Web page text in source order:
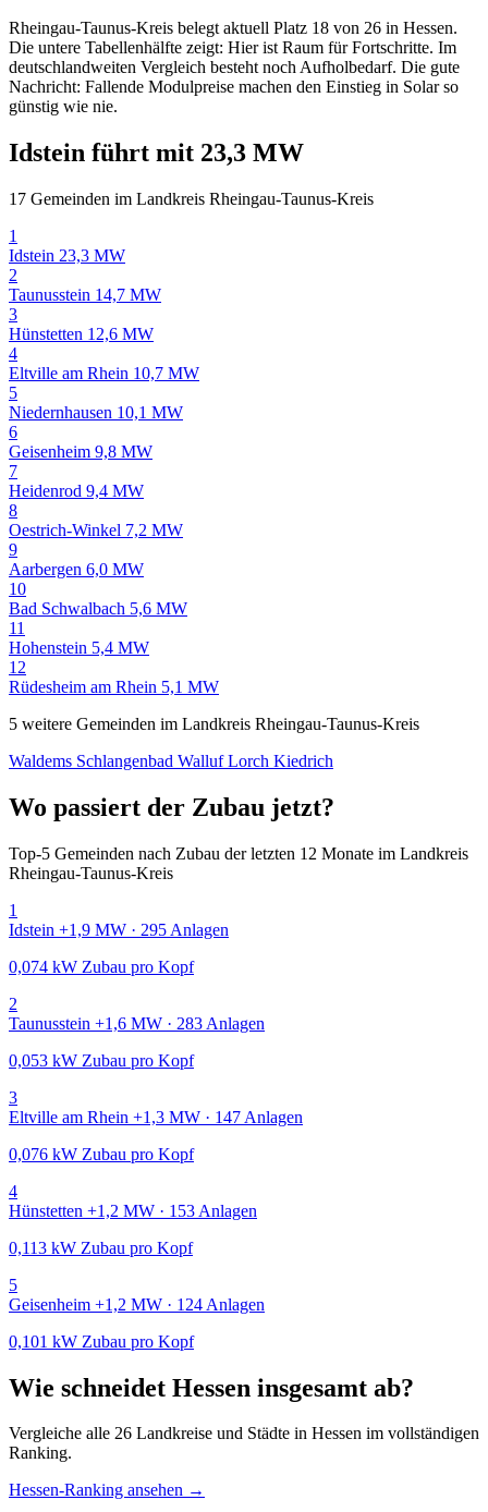
Rheingau-Taunus-Kreis belegt aktuell Platz 18 von 26 in Hessen.
Die untere Tabellenhälfte zeigt: Hier ist Raum für Fortschritte. Im
deutschlandweiten Vergleich besteht noch Aufholbedarf. Die gute
Nachricht: Fallende Modulpreise machen den Einstieg in Solar so
günstig wie nie.
Idstein führt mit 23,3 MW
17 Gemeinden im Landkreis Rheingau-Taunus-Kreis
1
Idstein 23,3 MW
2
Taunusstein 14,7 MW
3
Hünstetten 12,6 MW
4
Eltville am Rhein 10,7 MW
5
Niedernhausen 10,1 MW
6
Geisenheim 9,8 MW
7
Heidenrod 9,4 MW
8
Oestrich-Winkel 7,2 MW
9
Aarbergen 6,0 MW
10
Bad Schwalbach 5,6 MW
11
Hohenstein 5,4 MW
12
Rüdesheim am Rhein 5,1 MW
5 weitere Gemeinden im Landkreis Rheingau-Taunus-Kreis
Waldems Schlangenbad WallufLorch Kiedrich
Wo passiert der Zubau jetzt?
Top-5 Gemeinden nach Zubau der letzten 12 Monate im Landkreis
Rheingau-Taunus-Kreis
1
Idstein +1,9 MW · 295 Anlagen
0,074 kW Zubau pro Kopf
2
Taunusstein +1,6 MW · 283 Anlagen
0,053 kW Zubau pro Kopf
3
Eltville am Rhein +1,3 MW · 147 Anlagen
0,076 kW Zubau pro Kopf
4
Hünstetten +1,2 MW · 153 Anlagen
0,113 kW Zubau pro Kopf
5
Geisenheim +1,2 MW · 124 Anlagen
0,101 kW Zubau pro Kopf
Wie schneidet Hessen insgesamt ab?
Vergleiche alle 26 Landkreise und Städte in Hessen im vollständigen
Ranking.
Hessen-Ranking ansehen →